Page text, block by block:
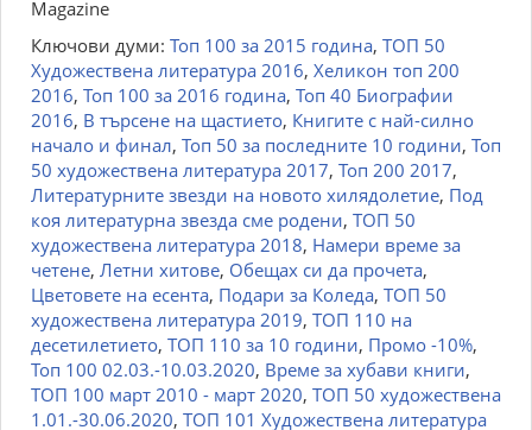
Magazine
Ключови думи: Топ 100 за 2015 година, ТОП 50
Художествена литература 2016, Хеликон топ 200
2016, Топ 100 за 2016 година, Топ 40 Биографии
2016, В търсене на щастието, Книгите с най-силно
начало и финал, Топ 50 за последните 10 години, Топ
50 художествена литература 2017, Топ 200 2017,
Литературните звезди на новото хилядолетие, Под
коя литературна звезда сме родени, ТОП 50
художествена литература 2018, Намери време за
четене, Летни хитове, Обещах си да прочета,
Цветовете на есента, Подари за Коледа, ТОП 50
художествена литература 2019, ТОП 110 на
десетилетието, ТОП 110 за 10 години, Промо -10%,
Топ 100 02.03.-10.03.2020, Време за хубави книги,
ТОП 100 март 2010 - март 2020, ТОП 50 художествена
1.01.-30.06.2020, ТОП 101 Художествена литература